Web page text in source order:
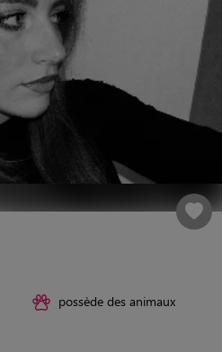
possède des animaux